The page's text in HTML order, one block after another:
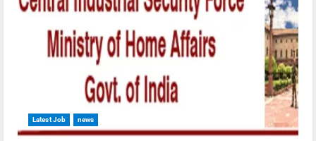
Latest Job news